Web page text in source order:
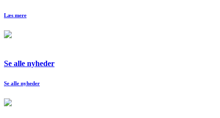
Læs mere
Se alle nyheder
Se alle nyheder